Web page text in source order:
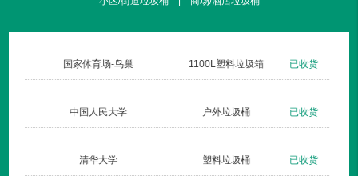
已收货
已收货
钢木户外单桶035 已收货
国家体育场-鸟巢
中国人民大学
清华大学